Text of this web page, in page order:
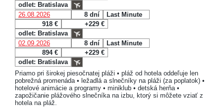
odlet: Bratislava
26.08.2026
8 dní
Last Minute
918 €
+229 €
odlet: Bratislava
02.09.2026
8 dní
Last Minute
894 €
+229 €
odlet: Bratislava
Priamo pri širokej piesočnatej pláži • pláž od hotela oddeľuje len
pobrežná promenáda • ležadlá a slnečníky na pláži (za poplatok) •
hotelové animácie a programy • miniklub • detská herňa •
zapožičanie plážového slnečníka na izbu, ktorý si môžete vziať z
hotela na pláž.